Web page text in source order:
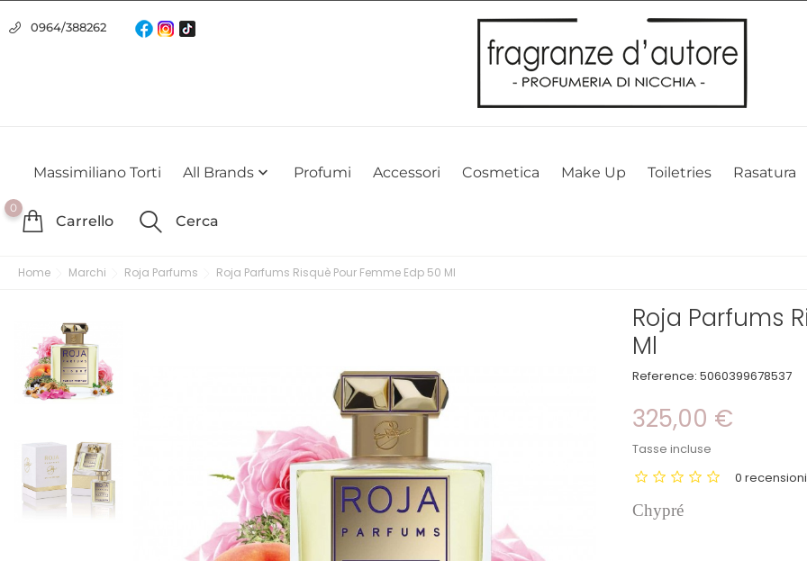
Usiamo i cookie
Utilizziamo i cookie per offrirti la migliore esperienza possibile sul nostro sito web. Cliccando su OK, acconsenti alla nostra politica
0964/388262
Massimiliano Torti All Brands  Profumi Accessori Cosmetica Make Up Toiletries Rasatura
0
Carrello Cerca
Home Marchi Roja Parfums Roja Parfums Risquè Pour Femme Edp 50 Ml
Roja Parfums
Ml
Reference: 5060399678537
325,00 €
Tasse incluse
0
Chypré